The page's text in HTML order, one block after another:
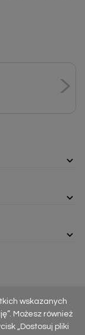
wskazanych
Możesz również
„Dostosuj pliki